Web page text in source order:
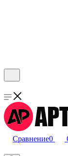
Сравнение0